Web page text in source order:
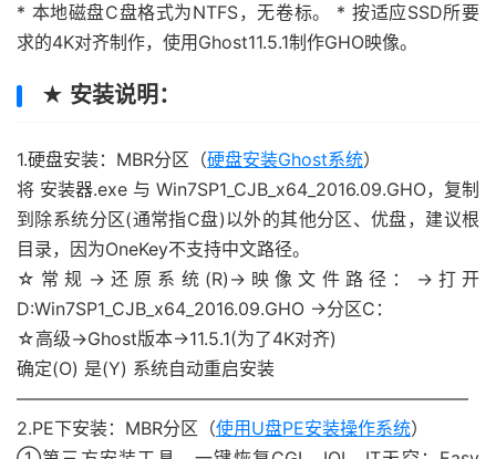
* 本地磁盘C盘格式为NTFS，无卷标。 * 按适应SSD所要
求的4K对齐制作，使用Ghost11.5.1制作GHO映像。
★ 安装说明：
1.硬盘安装：MBR分区（硬盘安装Ghost系统）
将 安装器.exe 与 Win7SP1_CJB_x64_2016.09.GHO，复制
到除系统分区(通常指C盘)以外的其他分区、优盘，建议根
目录，因为OneKey不支持中文路径。
☆常规→还原系统(R)→映像文件路径：→打开
D:Win7SP1_CJB_x64_2016.09.GHO →分区C：
☆高级→Ghost版本→11.5.1(为了4K对齐)
确定(O) 是(Y) 系统自动重启安装
—————————————————————————–
2.PE下安装：MBR分区（使用U盘PE安装操作系统）